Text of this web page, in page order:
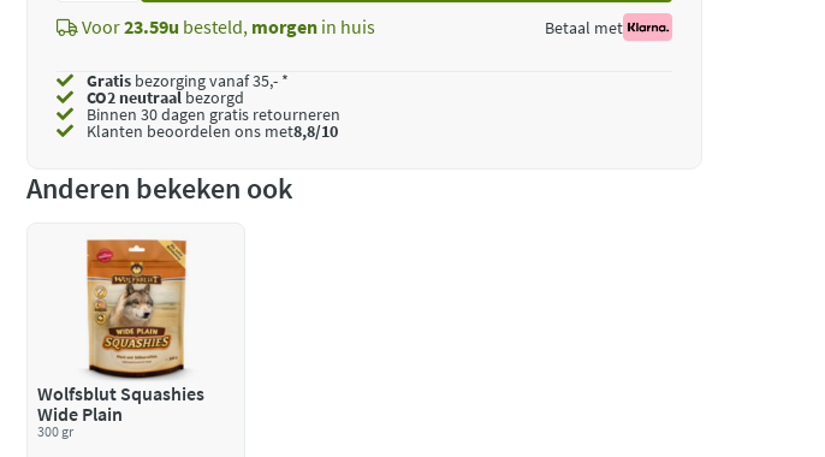
Voor23.59u besteld, morgen in huis Betaal met
Gratis bezorging vanaf 35,- *
CO2 neutraalbezorgd
Binnen 30 dagen gratis retourneren
Klanten beoordelen ons met8,8/10
Anderen bekeken ook
Wolfsblut Squashies
Wide Plain
300 gr